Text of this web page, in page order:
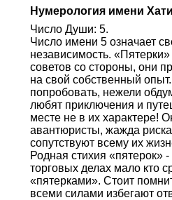
Нумерология имени
Число Души: 5.
Число имени 5 означает
независимость.
советов со стороны, они
на свой собственный
попробовать, нежели
любят приключения и
месте не в их характере!
авантюристы, жажда риска
сопутствуют всему их
Родная стихия «пятерок»
торговых делах мало кто
«пятерками». Стоит
всеми силами избегают